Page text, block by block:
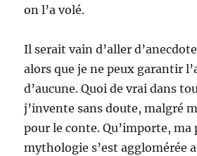
on l’a volé.
Il serait vain d’aller
alors que je ne peux garantir
d’aucune. Quoi de vrai dans
j’invente sans doute, malgré
pour le conte. Qu’importe, ma
mythologie s’est agglomérée